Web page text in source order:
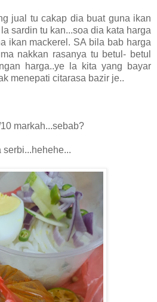
jual tu cakap dia buat guna ikan
sardin tu kan...soa dia kata harga
ikan mackerel. SA bila bab harga
nakkan rasanya tu betul- betul
harga..ye la kita yang bayar
menepati citarasa bazir je..
markah...sebab?